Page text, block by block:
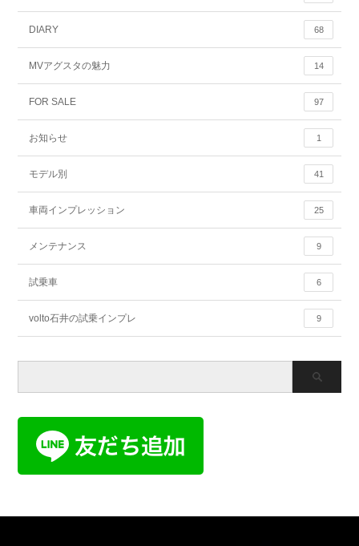
DIARY 68
MVアグスタの魅力 14
FOR SALE 97
お知らせ 1
モデル別 41
車両インプレッション 25
メンテナンス 9
試乗車 6
volto石井の試乗インプレ 9